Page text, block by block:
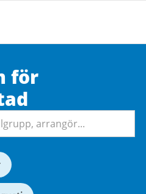
för